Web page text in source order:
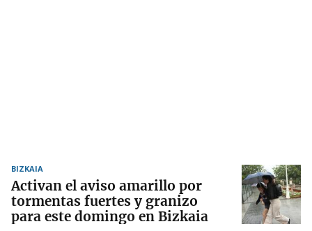
BIZKAIA
Activan el aviso amarillo por
tormentas fuertes y granizo
para este domingo en Bizkaia